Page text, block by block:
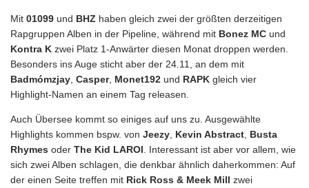
Mit 01099 und BHZ haben gleich zwei der größten derzeitigen
Rapgruppen Alben in der Pipeline, während mit Bonez MC und
Kontra K zwei Platz 1-Anwärter diesen Monat droppen werden.
Besonders ins Auge sticht aber der 24.11, an dem mit
Badmómzjay Casper, Monet192 und RAPK gleich vier
Highlight-Namen an einem Tag releasen.
Auch Übersee kommt so einiges auf uns zu. Ausgewählte
Highlights kommen bspw. von Jeezy Kevin Abstract Busta
Rhymes oder The Kid LAROI . Interessant ist aber vor allem, wie
sich zwei Alben schlagen, die denkbar ähnlich daherkommen: Auf
der einen Seite treffen mit Rick Ross & Meek Mill zwei